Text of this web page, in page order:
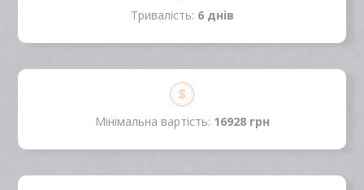
Тривалість: 6 днiв
Мінімальна вартість: 16928 грн